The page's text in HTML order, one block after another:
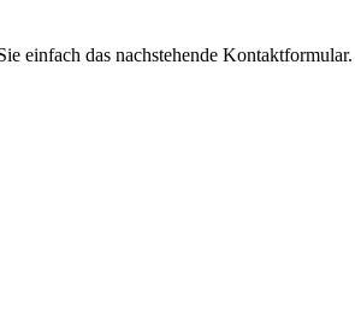
einfach das nachstehende Kontaktformular.